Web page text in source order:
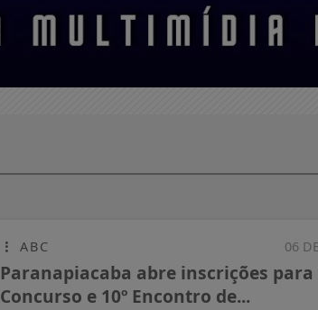
06
ABC
Paranapiacaba abre inscrições para
Concurso e 10º Encontro de...